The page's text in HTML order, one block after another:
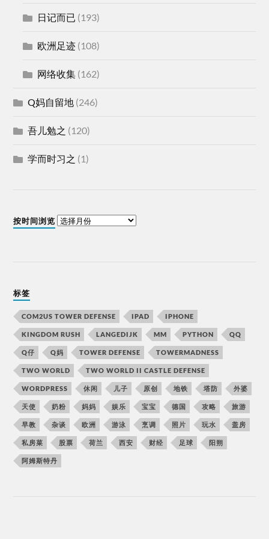
日记而已 (193)
欧洲足迹 (108)
网络收集 (162)
Q妈自留地 (246)
吾儿勉之 (120)
学而时习之 (1)
按时间浏览
标签
COM2US TOWER DEFENSE IPAD IPHONE
KINGDOM RUSH LANGEDIJK MM PYTHON QQ
Q仔 Q妈 TOWER DEFENSE TOWERMADNESS
TWO WORLD TWO WORLD II CASTLE DEFENSE
WORDPRESS 休闲 儿子 原创 地铁 塔防 外婆
天使 奶粉 妈妈 娱乐 宝宝 德国 攻略 旅游
早教 杂谈 欧洲 游泳 烹调 照片 玩水 盖房
私房菜 股票 荷兰 西安 财经 足球 阳朔
阿姆斯特丹